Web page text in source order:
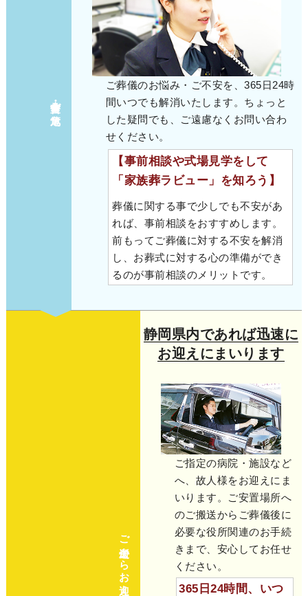
余命宣告・ご危篤
ご葬儀のお悩み・ご不安を、365日24時
間いつでも解消いたします。ちょっと
した疑問でも、ご遠慮なくお問い合わ
せください。
【事前相談や式場見学をして
「家族葬ラビュー」を知ろう】
葬儀に関する事で少しでも不安があ
れば、事前相談をおすすめします。
前もってご葬儀に対する不安を解消
し、お葬式に対する心の準備ができ
るのが事前相談のメリットです。
ご逝去からお迎え
静岡県内であれば迅速に
お迎えにまいります
ご指定の病院・施設など
へ、故人様をお迎えにま
いります。ご安置場所へ
のご搬送からご葬儀後に
必要な役所関連のお手続
きまで、安心してお任せ
ください。
365日24時間、いつ